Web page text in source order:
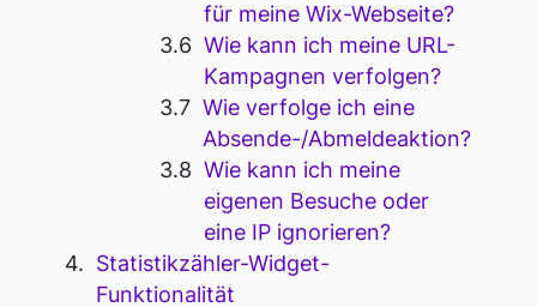
für meine Wix-Webseite?
Wie kann ich meine URL-
Kampagnen verfolgen?
Wie verfolge ich eine
Absende-/Abmeldeaktion?
Wie kann ich meine
eigenen Besuche oder
eine IP ignorieren?
Statistikzähler-Widget-
Funktionalität